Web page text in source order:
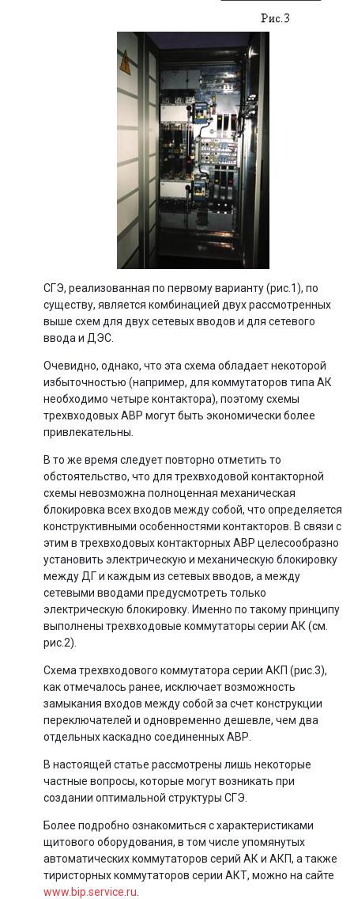
СГЭ, реализованная по первому варианту (рис.1), по
существу, является комбинацией двух рассмотренных
выше схем для двух сетевых вводов и для сетевого
ввода и ДЭС.
Очевидно, однако, что эта схема обладает некоторой
избыточностью (например, для коммутаторов типа АК
необходимо четыре контактора), поэтому схемы
трехвходовых АВР могут быть экономически более
привлекательны.
В то же время следует повторно отметить то
обстоятельство, что для трехвходовой контакторной
схемы невозможна полноценная механическая
блокировка всех входов между собой, что определяется
конструктивными особенностями контакторов. В связи с
этим в трехвходовых контакторных АВР целесообразно
установить электрическую и механическую блокировку
между ДГ и каждым из сетевых вводов, а между
сетевыми вводами предусмотреть только
электрическую блокировку. Именно по такому принципу
выполнены трехвходовые коммутаторы серии АК (см.
рис.2).
Схема трехвходового коммутатора серии АКП (рис.3),
как отмечалось ранее, исключает возможность
замыкания входов между собой за счет конструкции
переключателей и одновременно дешевле, чем два
отдельных каскадно соединенных АВР.
В настоящей статье рассмотрены лишь некоторые
частные вопросы, которые могут возникать при
создании оптимальной структуры СГЭ.
Более подробно ознакомиться с характеристиками
щитового оборудования, в том числе упомянутых
автоматических коммутаторов серий АК и АКП, а также
тиристорных коммутаторов серии АКТ, можно на сайте
www.bip.serviсe.ru